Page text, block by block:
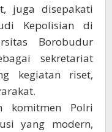
juga disepakati
Kepolisian di
Borobudur
sekretariat
kegiatan riset,
komitmen Polri
yang modern,